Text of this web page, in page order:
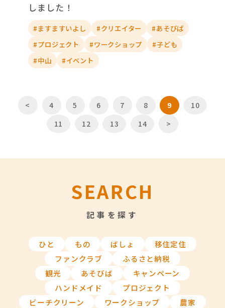
しました！
#ますますいよし #クリエイター
#あそびば
#プロジェクト
#ワークショップ
#子ども
#中山
#イベント
< 4 5 6 7 8 9
10
11
12 13 14 >
SEARCH
記事を探す
ひと もの ばしょ
移住定住
ファンクラブ
ふるさと納税
観光
あそびば
キャンペーン
ハンドメイド
プロジェクト
ビーチクリーン
ワークショップ
農家